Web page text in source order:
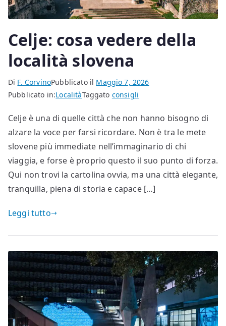
Celje: cosa vedere della
località slovena
Di F. CorvinoPubblicato il Maggio 7, 2026
Pubblicato in:LocalitàTaggato consigli
Celje è una di quelle città che non hanno bisogno di
alzare la voce per farsi ricordare. Non è tra le mete
slovene più immediate nell’immaginario di chi
viaggia, e forse è proprio questo il suo punto di forza.
Qui non trovi la cartolina ovvia, ma una città elegante,
tranquilla, piena di storia e capace […]
Leggi tutto